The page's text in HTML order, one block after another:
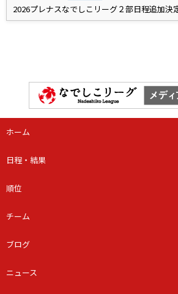
2026プレナスなでしこリーグ２部日程追加決
ホーム
日程・結果
順位
チーム
ブログ
ニュース